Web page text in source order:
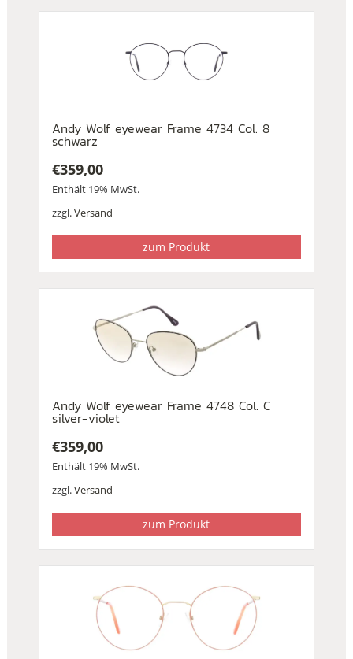
Andy Wolf eyewear Frame 4734 Col. 8
schwarz
€359,00
Enthält 19% MwSt.
zzgl.Versand
zum Produkt
Andy Wolf eyewear Frame 4748 Col. C
silver-violet
€359,00
Enthält 19% MwSt.
zzgl.Versand
zum Produkt